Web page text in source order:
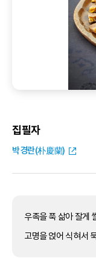
집필자
박경란(朴慶蘭)
우족을 푹 삶아 잘게
고명을 얹어 식혀서